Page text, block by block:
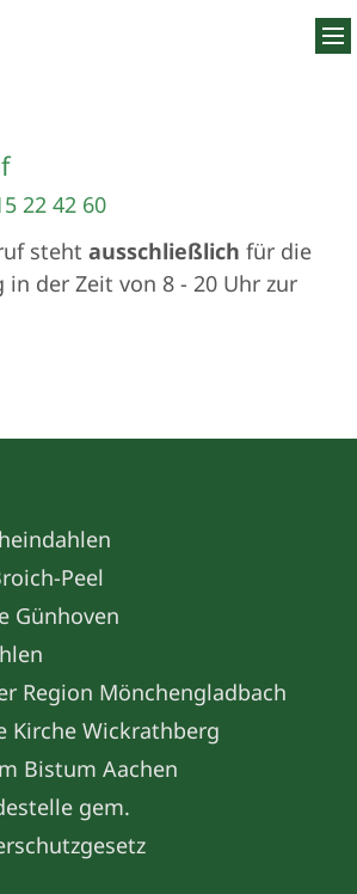
22 42 60
steht ausschließlich für die
in der Zeit von 8 - 20 Uhr zur
Peel
Günhoven
Region Mönchengladbach
Kirche Wickrathberg
Bistum Aachen
gem.